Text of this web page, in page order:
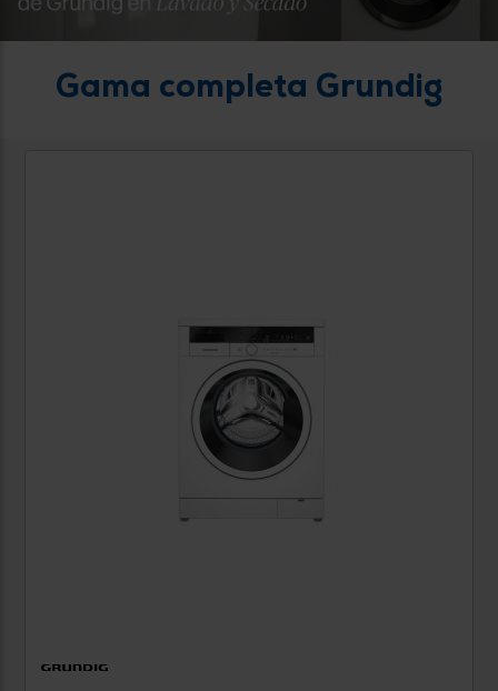
Gama completa Grundig